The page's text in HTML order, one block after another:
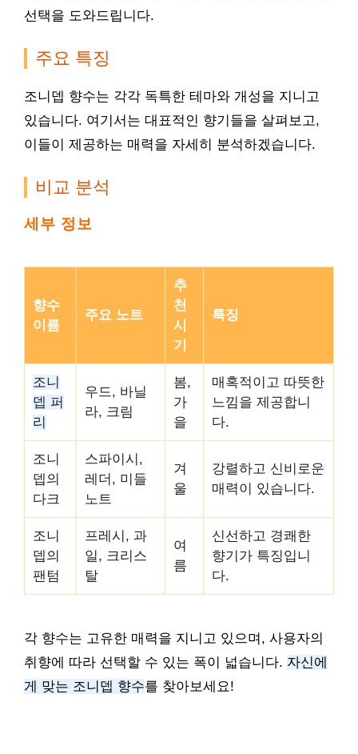
선택을 도와드립니다.
주요 특징
조니뎁 향수는 각각 독특한 테마와 개성을 지니고
있습니다. 여기서는 대표적인 향기들을 살펴보고,
이들이 제공하는 매력을 자세히 분석하겠습니다.
비교 분석
세부 정보
향수
이름
주요 노트
추
천
시
기
특징
조니
뎁 퍼
리
우드, 바닐
라, 크림
봄,
가
을
매혹적이고 따뜻한
느낌을 제공합니
다.
조니
뎁의
다크
스파이시,
레더, 미들
노트
겨
울
강렬하고 신비로운
매력이 있습니다.
조니
뎁의
팬텀
프레시, 과
일, 크리스
탈
여
름
신선하고 경쾌한
향기가 특징입니
다.
각 향수는 고유한 매력을 지니고 있으며, 사용자의
취향에 따라 선택할 수 있는 폭이 넓습니다. 자신에
게 맞는 조니뎁 향수를 찾아보세요!